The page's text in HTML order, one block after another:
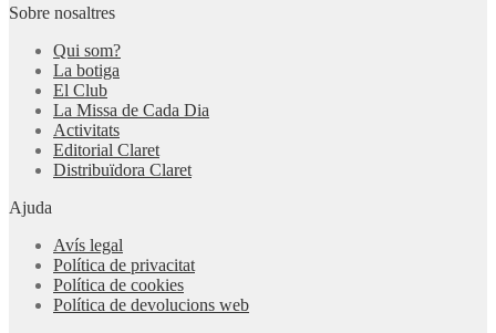
Sobre nosaltres
Qui som?
La botiga
El Club
La Missa de Cada Dia
Activitats
Editorial Claret
Distribuïdora Claret
Ajuda
Avís legal
Política de privacitat
Política de cookies
Política de devolucions web